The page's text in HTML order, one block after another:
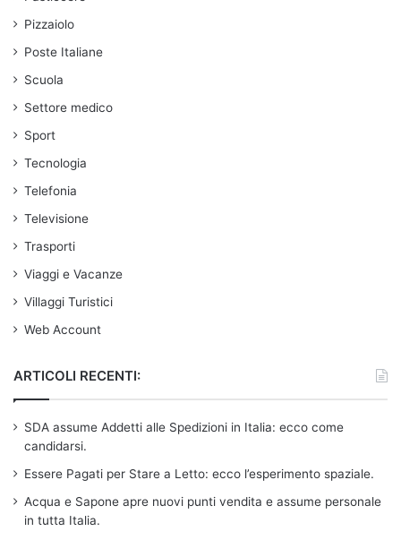
Pizzaiolo
Poste Italiane
Scuola
Settore medico
Sport
Tecnologia
Telefonia
Televisione
Trasporti
Viaggi e Vacanze
Villaggi Turistici
Web Account
ARTICOLI RECENTI:
SDA assume Addetti alle Spedizioni in Italia: ecco come
candidarsi.
Essere Pagati per Stare a Letto: ecco l’esperimento spaziale.
Acqua e Sapone apre nuovi punti vendita e assume personale
in tutta Italia.